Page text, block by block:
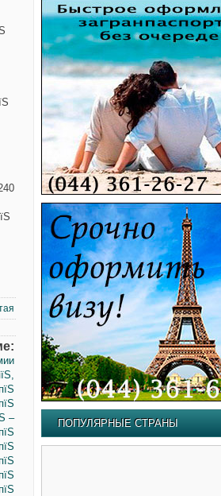
–
ПОПУЛЯРНЫЕ СТРАНЫ